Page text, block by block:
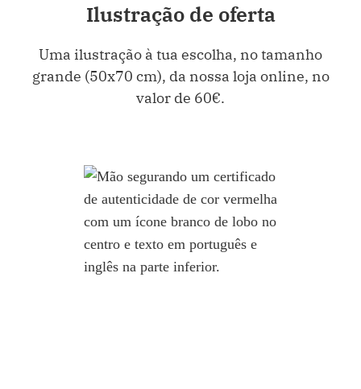
Ilustração de oferta
Uma ilustração à tua escolha, no tamanho
grande (50x70 cm), da nossa loja online, no
valor de 60€.